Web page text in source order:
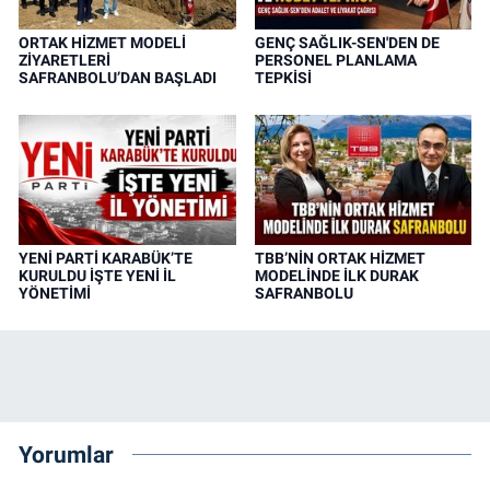
ORTAK HİZMET MODELİ
ZİYARETLERİ
SAFRANBOLU’DAN BAŞLADI
GENÇ SAĞLIK-SEN'DEN DE
PERSONEL PLANLAMA
TEPKİSİ
YENİ PARTİ KARABÜK’TE
KURULDU İŞTE YENİ İL
YÖNETİMİ
TBB’NİN ORTAK HİZMET
MODELİNDE İLK DURAK
SAFRANBOLU
Yorumlar